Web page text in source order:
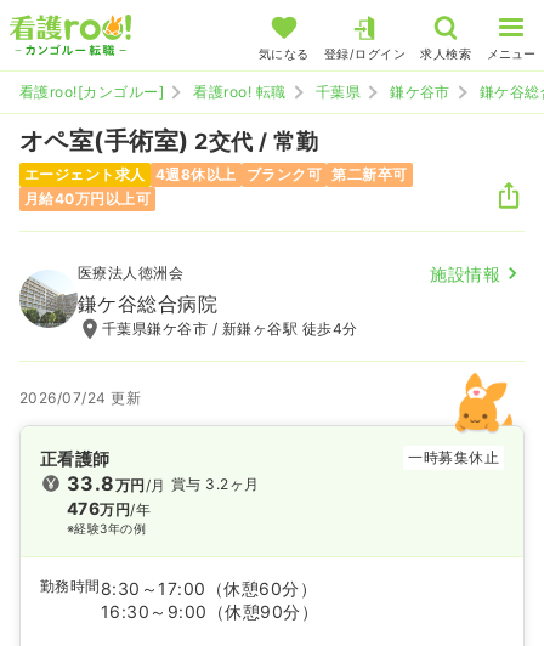
気になる 登録/ログイン 求人検索 メニュー
看護roo![カンゴルー] 看護roo! 転職 千葉県 鎌ケ谷市 鎌ケ谷総
オペ室(手術室) 2交代 / 常勤
エージェント求人 4週8休以上 ブランク可 第二新卒可
月給40万円以上可
医療法人徳洲会 施設情報
鎌ケ谷総合病院
千葉県鎌ケ谷市 / 新鎌ヶ谷駅 徒歩4分
2026/07/24 更新
正看護師 一時募集休止
33.8万円/月
476万円/年
※経験3年の例
賞与 3.2ヶ月
勤務時間 8:30～17:00
（休憩60分）
16:30～9:00
（休憩90分）